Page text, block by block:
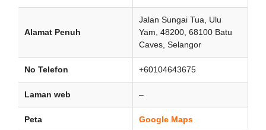
Alamat Penuh
Jalan Sungai Tua, Ulu
Yam, 48200, 68100 Batu
Caves, Selangor
No Telefon +60104643675
Laman web –
Peta Google Maps